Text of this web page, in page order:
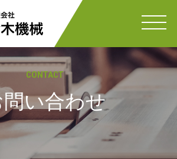
CONTACT
問い合わせ